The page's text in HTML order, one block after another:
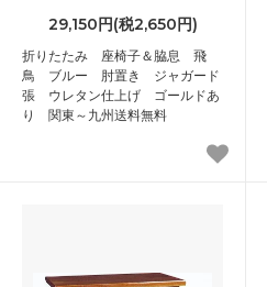
29,150円(税2,650円)
折りたたみ 座椅子＆脇息 飛
鳥 ブルー 肘置き ジャガード
張 ウレタン仕上げ ゴールドあ
り 関東～九州送料無料